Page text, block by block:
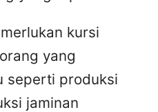
kursi
yang
seperti produksi
jaminan